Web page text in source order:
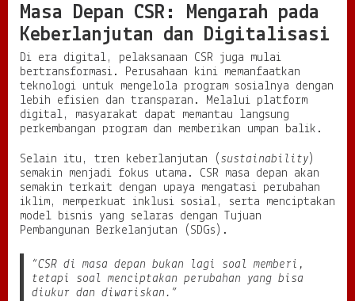
Masa Depan CSR: Mengarah pada
Keberlanjutan dan Digitalisasi
Di era digital, pelaksanaan CSR juga mulai
bertransformasi. Perusahaan kini memanfaatkan
teknologi untuk mengelola program sosialnya dengan
lebih efisien dan transparan. Melalui platform
digital, masyarakat dapat memantau langsung
perkembangan program dan memberikan umpan balik.
Selain itu, tren keberlanjutan (sustainability)
semakin menjadi fokus utama. CSR masa depan akan
semakin terkait dengan upaya mengatasi perubahan
iklim, memperkuat inklusi sosial, serta menciptakan
model bisnis yang selaras dengan Tujuan
Pembangunan Berkelanjutan (SDGs).
“CSR di masa depan bukan lagi soal memberi,
tetapi soal menciptakan perubahan yang bisa
diukur dan diwariskan.”